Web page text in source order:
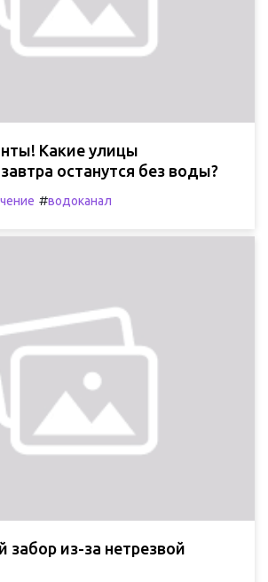
Какие улицы
останутся без воды?
#водоканал
забор из-за нетрезвой